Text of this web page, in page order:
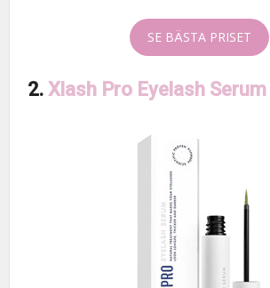
SE BÄSTA PRISET
2.Xlash Pro Eyelash Serum